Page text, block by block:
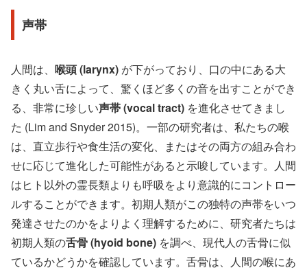
声帯
人間は、 喉頭 (larynx) が下がっており、口の中にある大
きく丸い舌によって、驚くほど多くの音を出すことができ
る、非常に珍しい声帯 (vocal tract) を進化させてきまし
た (Lim and Snyder 2015)。一部の研究者は、私たちの喉
は、直立歩行や食生活の変化、またはその両方の組み合わ
せに応じて進化した可能性があると示唆しています。人間
はヒト以外の霊長類よりも呼吸をより意識的にコントロー
ルすることができます。初期人類がこの独特の声帯をいつ
発達させたのかをよりよく理解するために、研究者たちは
初期人類の舌骨 (hyoid bone) を調べ、現代人の舌骨に似
ているかどうかを確認しています。舌骨は、人間の喉にあ